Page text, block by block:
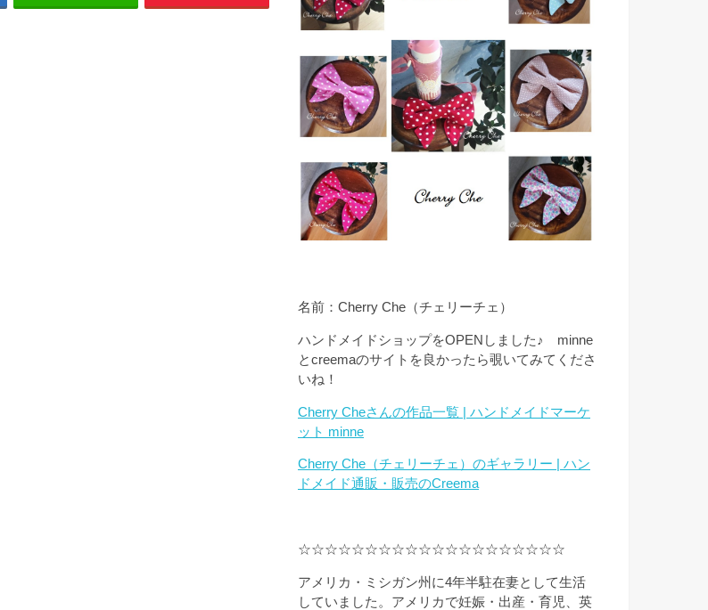
名前：Cherry Che（チェリーチェ）
ハンドメイドショップをOPENしました♪ minne
とcreemaのサイトを良かったら覗いてみてくださ
いね！
Cherry Cheさんの作品一覧 | ハンドメイドマーケ
ット minne
Cherry Che（チェリーチェ）のギャラリー | ハン
ドメイド通販・販売のCreema
☆☆☆☆☆☆☆☆☆☆☆☆☆☆☆☆☆☆☆☆
アメリカ・ミシガン州に4年半駐在妻として生活
していました。アメリカで妊娠・出産・育児、英